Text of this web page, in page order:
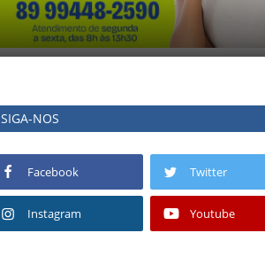
SIGA-NOS
Facebook Twitter
Instagram Youtube